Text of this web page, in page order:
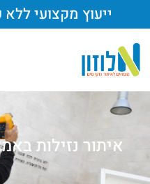
ייעוץ מקצועי ללא עלות 052-
איתור נזילות